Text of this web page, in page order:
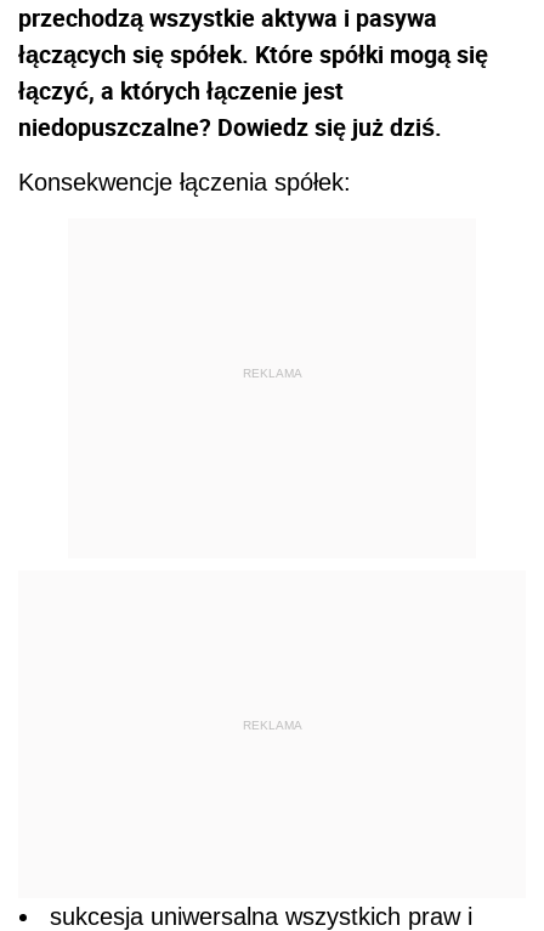
przechodzą wszystkie aktywa i pasywa
łączących się spółek. Które spółki mogą się
łączyć, a których łączenie jest
niedopuszczalne? Dowiedz się już dziś.
Konsekwencje łączenia spółek:
REKLAMA
REKLAMA
sukcesja uniwersalna wszystkich praw i